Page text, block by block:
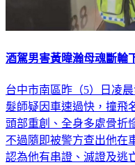
酒駕男害黃暐瀚母魂斷
台中市南區昨（5）日凌
髮師疑因車速過快，撞飛
頭部重創、全身多處骨折
不過隨即被警方查出他在
認為他有串證、滅證及逃